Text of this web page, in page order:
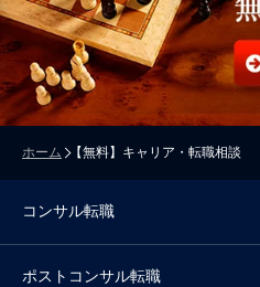
ホーム 【無料】キャリア・転職相談
コンサル転職
ポストコンサル転職